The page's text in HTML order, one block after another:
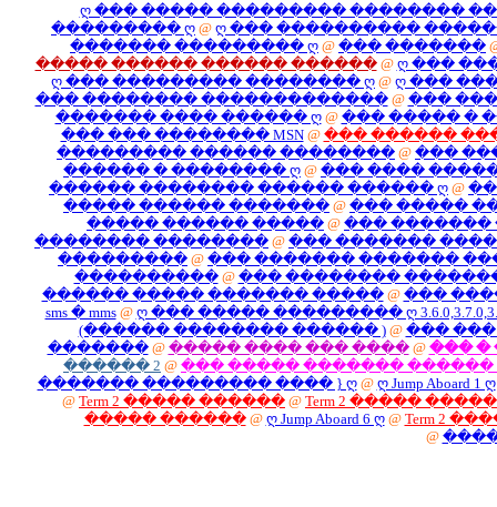
ღ ��� �����
��������� ღ @ღ
�������
����� ������
ღ ��� ���������
��� ��������
������� ����
��� ��� ��������
���������
������ �
������ ��������
����� ������
����� ������
�������� ��������
��������� @���
���������� @
������ �����
sms � mms @ღ ��� �����
(������
������� @�����
������ 2 @���
������� ���������
@Term 2 �����
����� ������ @ღ